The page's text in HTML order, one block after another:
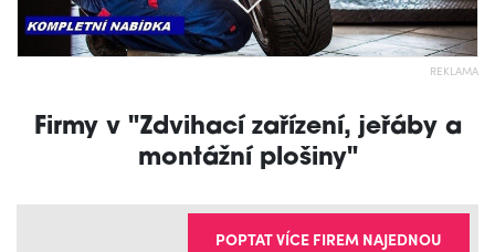
REKLAMA
Firmy v "Zdvihací zařízení, jeřáby a
montážní plošiny"
POPTAT VÍCE FIREM NAJEDNOU